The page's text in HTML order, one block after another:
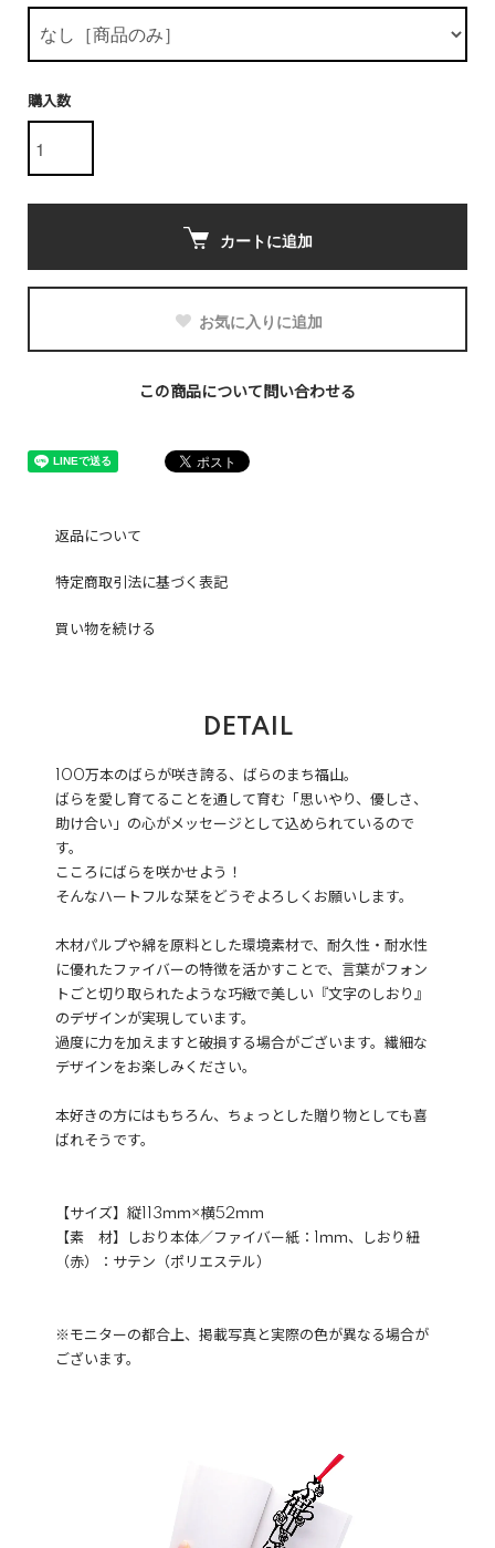
購入数
カートに追加
お気に入りに追加
この商品について問い合わせる
返品について
特定商取引法に基づく表記
買い物を続ける
DETAIL
100万本のばらが咲き誇る、ばらのまち福山。
ばらを愛し育てることを通して育む「思いやり、優しさ、
助け合い」の心がメッセージとして込められているので
す。
こころにばらを咲かせよう！
そんなハートフルな栞をどうぞよろしくお願いします。
木材パルプや綿を原料とした環境素材で、耐久性・耐水性
に優れたファイバーの特徴を活かすことで、言葉がフォン
トごと切り取られたような巧緻で美しい『文字のしおり』
のデザインが実現しています。
過度に力を加えますと破損する場合がございます。繊細な
デザインをお楽しみください。
本好きの方にはもちろん、ちょっとした贈り物としても喜
ばれそうです。
【サイズ】縦113ｍｍ×横52ｍｍ
【素 材】しおり本体／ファイバー紙：1ｍｍ、しおり紐
（赤）：サテン（ポリエステル）
※モニターの都合上、掲載写真と実際の色が異なる場合が
ございます。